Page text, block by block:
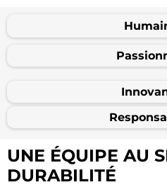
UNE ÉQUIPE AU
DURABILITÉ